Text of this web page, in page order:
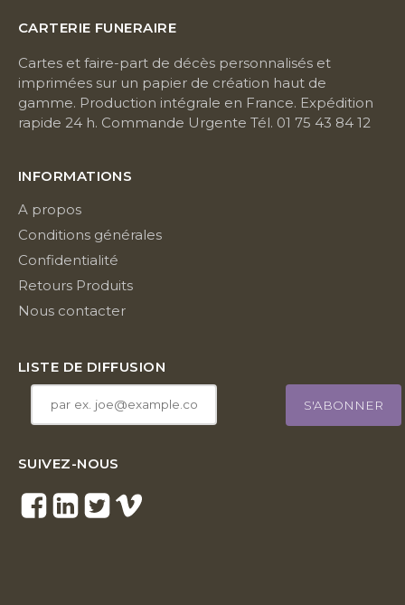
CARTERIE FUNERAIRE
Cartes et faire-part de décès personnalisés et
imprimées sur un papier de création haut de
gamme. Production intégrale en France. Expédition
rapide 24 h. Commande Urgente Tél. 01 75 43 84 12
INFORMATIONS
A propos
Conditions générales
Confidentialité
Retours Produits
Nous contacter
LISTE DE DIFFUSION
SUIVEZ-NOUS